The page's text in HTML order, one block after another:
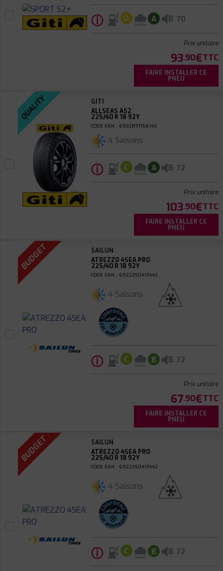
ⓘ D A B 70
Prix unitaire
93.90€TTC
FAIRE INSTALLER CE
PNEU
QUALITY
GITI
ALLSEAS AS2
225/40 R 18 92Y
CODE EAN : 6932877156143
4 Saisons
ⓘ C A B 72
Prix unitaire
103.90€TTC
FAIRE INSTALLER CE
PNEU
BUDGET
SAILUN
ATREZZO 4SEA PRO
225/40 R 18 92Y
CODE EAN : 6922250417442
4 Saisons
ⓘ C B B 72
Prix unitaire
67.90€TTC
FAIRE INSTALLER CE
PNEU
BUDGET
SAILUN
ATREZZO 4SEA PRO
225/40 R 18 92Y
CODE EAN : 6922250417442
4 Saisons
ⓘ C B B 72